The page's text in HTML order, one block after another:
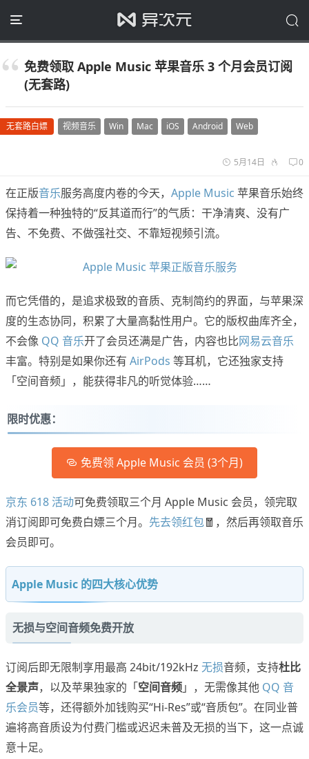
免费领取 Apple Music 苹果音乐 3 个月会员订阅
(无套路)
无套路白嫖 视频音乐 Win Mac iOS Android Web
5月14日 0
在正版音乐服务高度内卷的今天， Apple Music 苹果音乐始终
保持着一种独特的“反其道而行”的气质：干净清爽、没有广
告、不免费、不做强社交、不靠短视频引流。
而它凭借的，是追求极致的音质、克制简约的界面，与苹果深
度的生态协同，积累了大量高黏性用户。它的版权曲库齐全，
不会像 QQ 音乐开了会员还满是广告，内容也比网易云音乐
丰富。特别是如果你还有 AirPods 等耳机，它还独家支持
「空间音频」，能获得非凡的听觉体验……
限时优惠：
免费领 Apple Music 会员 (3个月)
京东 618 活动可免费领取三个月 Apple Music 会员，领完取
消订阅即可免费白嫖三个月。 先去领红包🧧，然后再领取音乐
会员即可。
Apple Music 的四大核心优势
无损与空间音频免费开放
订阅后即无限制享用最高 24bit/192kHz 无损音频，支持杜比
全景声，以及苹果独家的「空间音频」，无需像其他 QQ 音
乐会员等，还得额外加钱购买“Hi-Res”或“音质包”。在同业普
遍将高音质设为付费门槛或迟迟未普及无损的当下，这一点诚
意十足。